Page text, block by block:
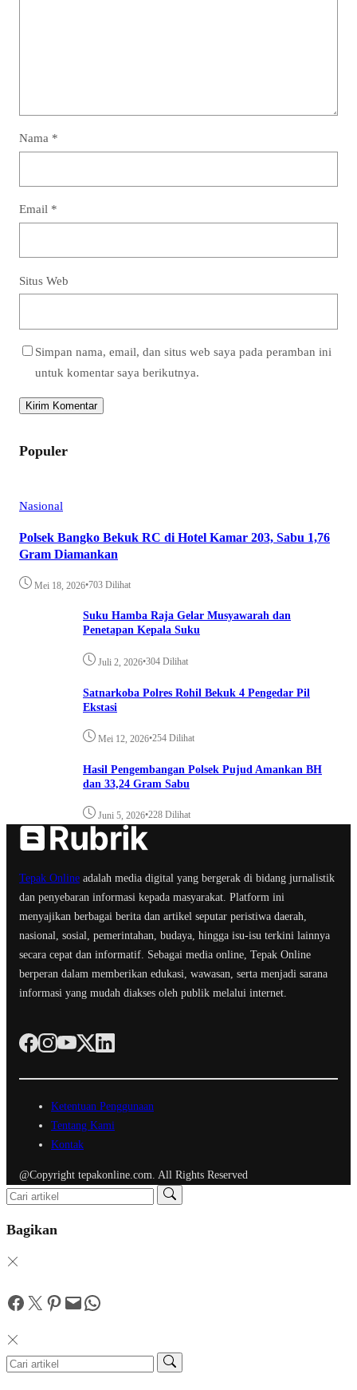
Nama *
Email *
Situs Web
Simpan nama, email, dan situs web saya pada peramban ini
untuk komentar saya berikutnya.
Populer
Nasional
Polsek Bangko Bekuk RC di Hotel Kamar 203, Sabu 1,76
Gram Diamankan
Mei 18, 2026•703 Dilihat
Suku Hamba Raja Gelar Musyawarah dan
Penetapan Kepala Suku
Juli 2, 2026•304 Dilihat
Satnarkoba Polres Rohil Bekuk 4 Pengedar Pil
Ekstasi
Mei 12, 2026•254 Dilihat
Hasil Pengembangan Polsek Pujud Amankan BH
dan 33,24 Gram Sabu
Juni 5, 2026•228 Dilihat
Tepak Online adalah media digital yang bergerak di bidang jurnalistik
dan penyebaran informasi kepada masyarakat. Platform ini
menyajikan berbagai berita dan artikel seputar peristiwa daerah,
nasional, sosial, pemerintahan, budaya, hingga isu-isu terkini lainnya
secara cepat dan informatif. Sebagai media online, Tepak Online
berperan dalam memberikan edukasi, wawasan, serta menjadi sarana
informasi yang mudah diakses oleh publik melalui internet.
Ketentuan Penggunaan
Tentang Kami
Kontak
@Copyright tepakonline.com. All Rights Reserved
Bagikan
Facebook
Twitter
Pinterest
MailWhatsApp